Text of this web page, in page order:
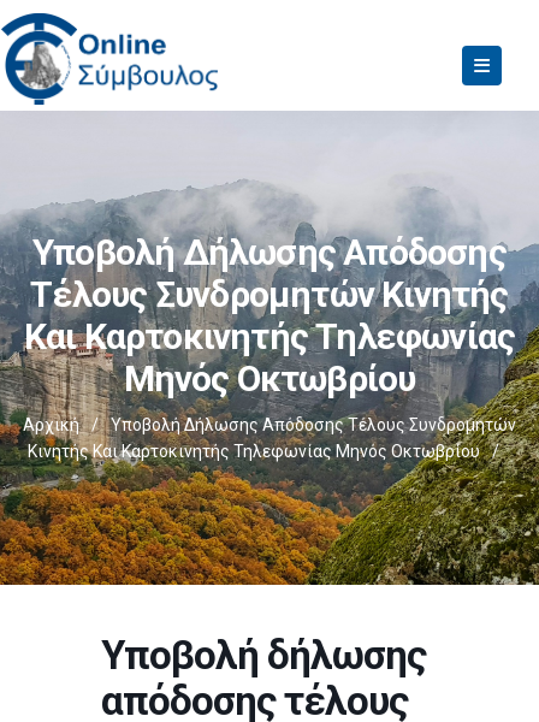
Υποβολή Δήλωσης Απόδοσης
Τέλους Συνδρομητών Κινητής
Και Καρτοκινητής Τηλεφωνίας
Μηνός Οκτωβρίου
Αρχική /
Υποβολή Δήλωσης Απόδοσης Τέλους Συνδρομητών
Κινητής Και Καρτοκινητής Τηλεφωνίας Μηνός Οκτωβρίου
/
Υποβολή δήλωσης
απόδοσης τέλους